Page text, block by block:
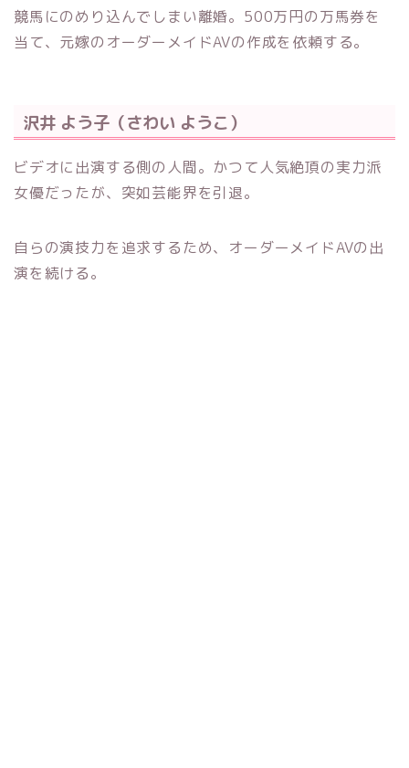
競馬にのめり込んでしまい離婚。500万円の万馬券を
当て、元嫁のオーダーメイドAVの作成を依頼する。
沢井 よう子（さわい ようこ）
ビデオに出演する側の人間。かつて人気絶頂の実力派
女優だったが、突如芸能界を引退。
自らの演技力を追求するため、オーダーメイドAVの出
演を続ける。